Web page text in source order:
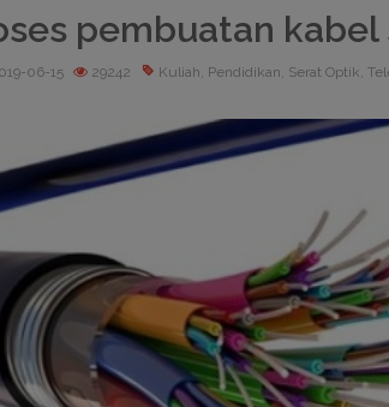
pembuatan
06-15 29242 Kuliah, Pendidikan, Serat Optik,